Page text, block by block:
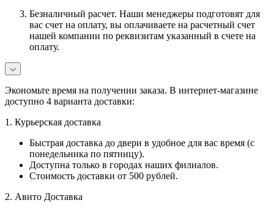
Безналичный расчет. Наши менеджеры подготовят для
вас счет на оплату, вы оплачиваете на расчетный счет
нашей компании по реквизитам указанный в счете на
оплату.
Экономьте время на получении заказа. В интернет-магазине
доступно 4 варианта доставки:
1. Курьерская доставка
Быстрая доставка до двери в удобное для вас время (с
понедельника по пятницу).
Доступна только в городах наших филиалов.
Стоимость доставки от 500 рублей.
2. Авито Доставка